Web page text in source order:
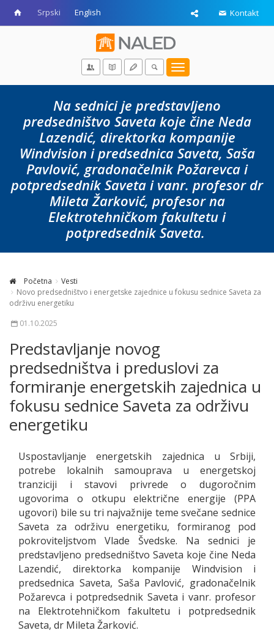
Srpski English Kontakt
Toggle
navigation
Na sednici je predstavljeno
predsedništvo Saveta koje čine Neda
Lazendić, direktorka kompanije
Windvision i predsednica Saveta, Saša
Pavlović, gradonačelnik Požarevca i
potpredsednik Saveta i vanr. profesor dr
Mileta Žarković, profesor na
Elektrotehničkom fakultetu i
potpredsednik Saveta.
Početna
Vesti
Novo predsedništvo i energetske zajednice u fokusu sednice Saveta za
održivu energetiku
01.10.2025
Predstavljanje novog
predsedništva i preduslovi za
formiranje energetskih zajednica u
fokusu sednice Saveta za održivu
energetiku
Uspostavljanje energetskih zajednica u Srbiji,
potrebe lokalnih samouprava u energetskoj
tranziciji i stavovi privrede o dugoročnim
ugovorima o otkupu električne energije (PPA
ugovori) bile su tri najvažnije teme svečane sednice
Saveta za održivu energetiku, formiranog pod
pokroviteljstvom Vlade Švedske. Na sednici je
predstavljeno predsedništvo Saveta koje čine Neda
Lazendić, direktorka kompanije Windvision i
predsednica Saveta, Saša Pavlović, gradonačelnik
Požarevca i potpredsednik Saveta i vanr. profesor
na Elektrotehničkom fakultetu i potpredsednik
Saveta, dr Mileta Žarković.